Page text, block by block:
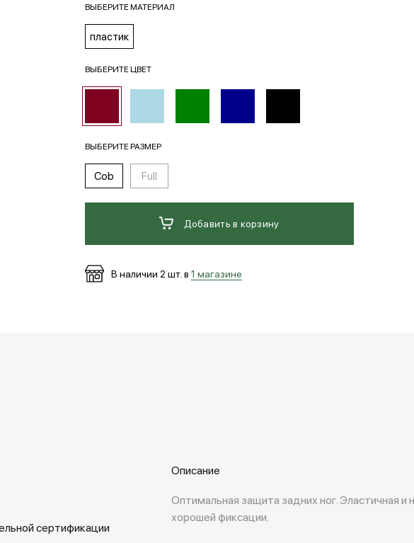
ВЫБЕРИТЕ МАТЕРИАЛ
пластик
ВЫБЕРИТЕ ЦВЕТ
ВЫБЕРИТЕ РАЗМЕР
Cob Full
Добавить в корзину
В наличии 2 шт. в 1 магазине
сертификации
Описание
Оптимальная защита задних ног. Эластичная
хорошей фиксации.